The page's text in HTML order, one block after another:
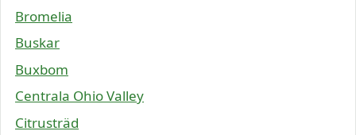
Bromelia
Buskar
Buxbom
Centrala Ohio Valley
Citrusträd